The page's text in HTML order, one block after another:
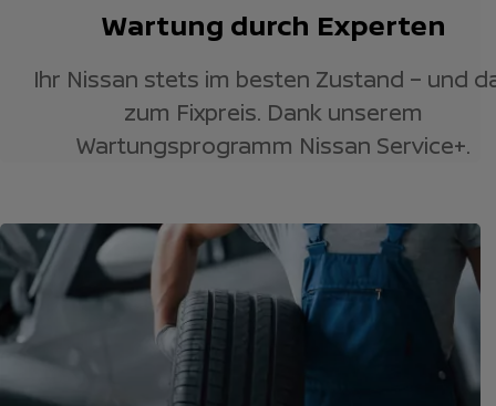
Wartung durch Experten
Ihr Nissan stets im besten Zustand – und
zum Fixpreis. Dank unserem
Wartungsprogramm Nissan Service+.